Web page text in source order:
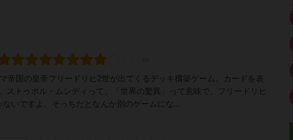
帝国の皇帝フリードリヒ2世が出てくるデッキ構築ゲーム。カードを表
ストゥポル・ムンディって、「世界の驚異」って意味で、フリードリヒ
いですよ。そっちだとなんか別のゲームにな...